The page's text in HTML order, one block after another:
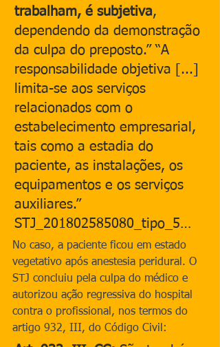
trabalham, é subjetiva,
dependendo da demonstração
da culpa do preposto.” “A
responsabilidade objetiva [...]
limita-se aos serviços
relacionados com o
estabelecimento empresarial,
tais como a estadia do
paciente, as instalações, os
equipamentos e os serviços
auxiliares.”​
STJ_201802585080_tipo_5…
No caso, a paciente ficou em estado
vegetativo após anestesia peridural. O
STJ concluiu pela culpa do médico e
autorizou ação regressiva do hospital
contra o profissional, nos termos do
artigo 932, III, do Código Civil: